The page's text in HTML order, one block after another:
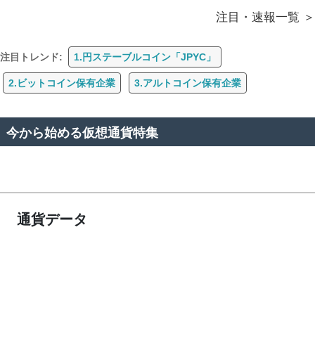
注目・速報一覧
注目トレンド: 1.円ステーブルコイン「JPYC」
2.ビットコイン保有企業 3.アルトコイン保有企業
今から始める仮想通貨特集
通貨データ